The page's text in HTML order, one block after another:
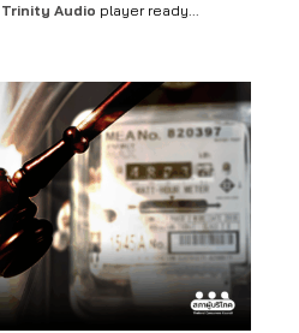
Trinity Audio player ready...